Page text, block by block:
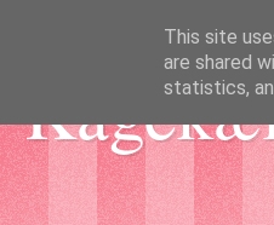
This site
are shared
statistics,